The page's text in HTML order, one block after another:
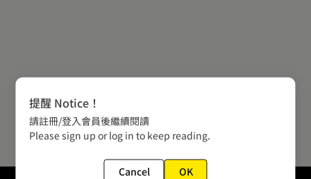
提醒 Notice！
請註冊/登入會員後繼續閱讀
Please sign up or log in to keep reading.
Cancel OK